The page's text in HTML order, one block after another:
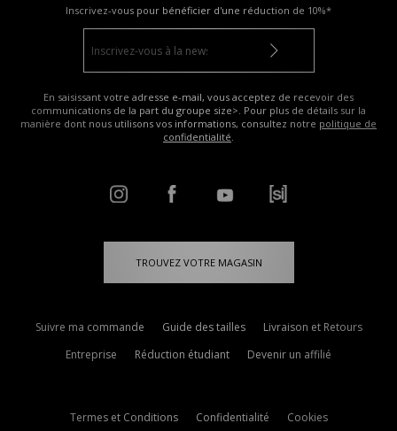
Inscrivez-vous pour bénéficier d'une réduction de 10%*
En saisissant votre adresse e-mail, vous acceptez de recevoir des
communications de la part du groupe size>. Pour plus de détails sur la
manière dont nous utilisons vos informations, consultez notre politique de
confidentialité.
TROUVEZ VOTRE MAGASIN
Suivre ma commande Guide des tailles
Livraison et Retours
Entreprise
Réduction étudiant Devenir un affilié
Termes et Conditions Confidentialité Cookies